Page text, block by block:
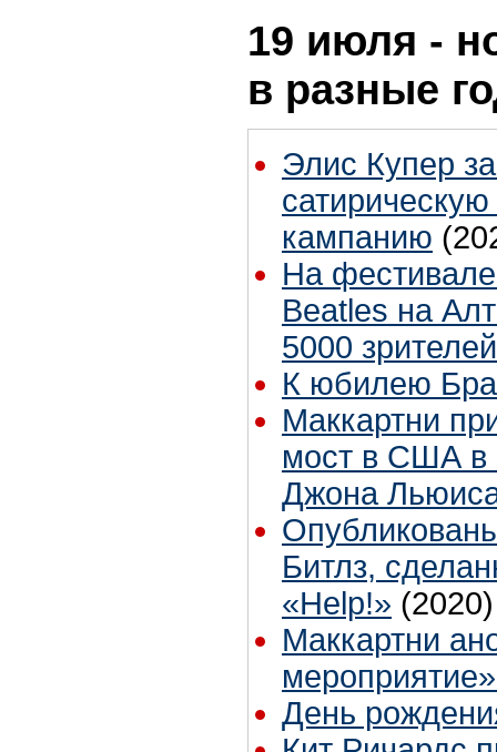
19 июля -
в разные
Элис Купер
кампанию
На
Beatles на
5000 зрителей
К юбилею
Маккартни
мост в США в
Джона
Битлз,
«Help!» (2020)
Маккартни
День